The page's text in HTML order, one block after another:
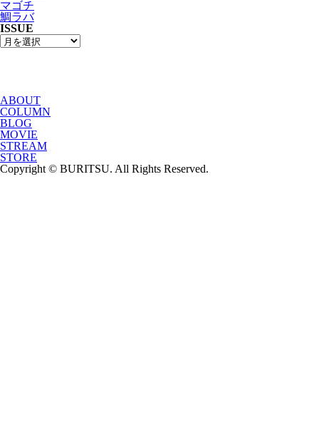
マゴチ
鯛ラバ
ISSUE
ABOUT
COLUMN
BLOG
MOVIE
STREAM
STORE
Copyright © BURITSU. All Rights Reserved.